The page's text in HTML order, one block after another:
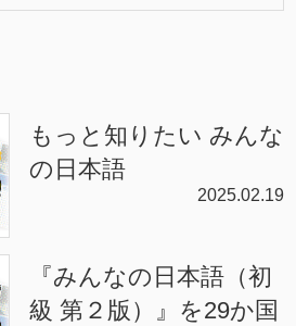
もっと知りたい みんな
の日本語
2025.02.19
『みんなの日本語（初
級 第２版）』を29か国